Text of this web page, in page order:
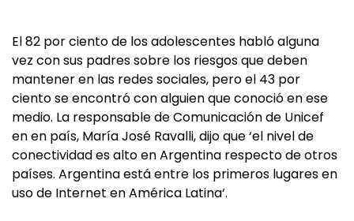
El 82 por ciento de los adolescentes habló alguna
vez con sus padres sobre los riesgos que deben
mantener en las redes sociales, pero el 43 por
ciento se encontró con alguien que conoció en ese
medio. La responsable de Comunicación de Unicef
en en país, María José Ravalli, dijo que ‘el nivel de
conectividad es alto en Argentina respecto de otros
países. Argentina está entre los primeros lugares en
uso de Internet en América Latina‘.